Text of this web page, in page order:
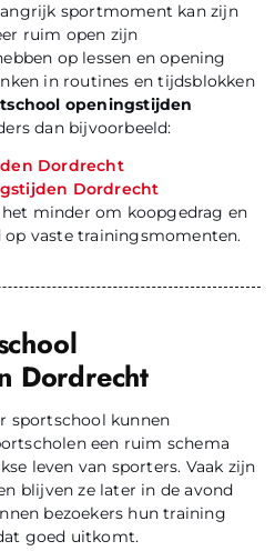
sportmoment kan zijn
ruim open zijn
op lessen en opening
in routines en tijdsblokken
openingstijden
dan bijvoorbeeld:
Dordrecht
Dordrecht
minder om koopgedrag en
vaste trainingsmomenten.
Dordrecht
sportschool kunnen
een ruim schema
leven van sporters. Vaak zijn
blijven ze later in de avond
bezoekers hun training
goed uitkomt.